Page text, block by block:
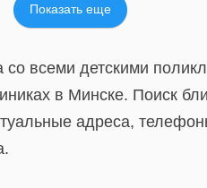
Показать еще
всеми детскими
в Минске. Поиск
адреса,